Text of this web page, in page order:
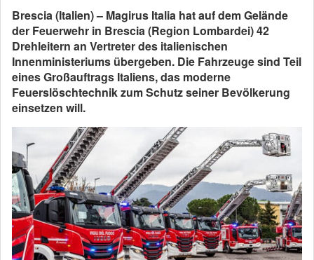
Brescia (Italien) – Magirus Italia hat auf dem Gelände
der Feuerwehr in Brescia (Region Lombardei) 42
Drehleitern an Vertreter des italienischen
Innenministeriums übergeben. Die Fahrzeuge sind Teil
eines Großauftrags Italiens, das moderne
Feuerslöschtechnik zum Schutz seiner Bevölkerung
einsetzen will.